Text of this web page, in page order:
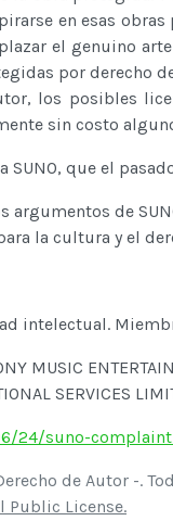
en esas
el genuino
por derecho
los posibles
sin costo
SUNO, que el
de
la cultura y el
intelectual.
MUSIC
SERVICES
24/suno-
de Autor -.
Public License.